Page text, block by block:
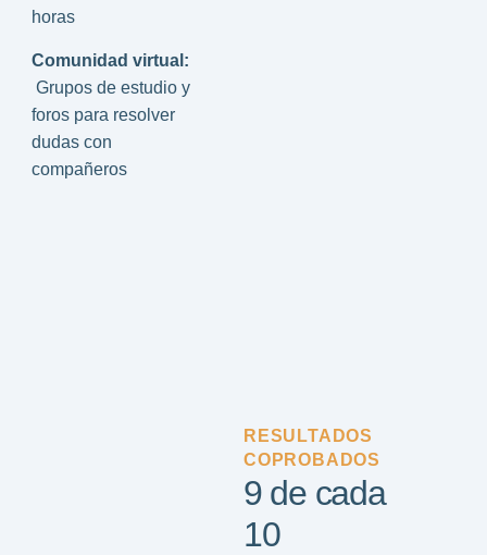
horas
Comunidad virtual:
Grupos de estudio y
foros para resolver
dudas con
compañeros
RESULTADOS
COPROBADOS
9 de cada
10